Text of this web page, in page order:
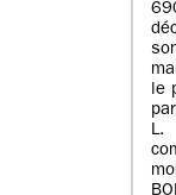
le
L.